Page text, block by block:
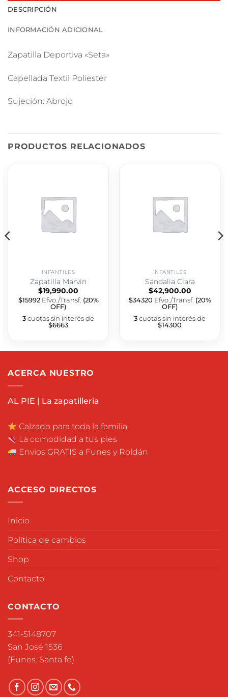
DESCRIPCIÓN
INFORMACIÓN ADICIONAL
Zapatilla Deportiva «Seta»
Capellada Textil Poliester
Sujeción: Abrojo
PRODUCTOS RELACIONADOS
INFANTILES
Zapatilla Marvin
$19,990.00
$15992Efvo./Transf. (20%
OFF)
3cuotas sin interés de
$6663
INFANTILES
Sandalia Clara
$42,900.00
$34320 Efvo./Transf. (20%
OFF)
3cuotas sin interés de
$14300
ACERCA NUESTRO
AL PIE | La zapatilleria
Calzado para toda la familia
La comodidad a tus pies
Envios GRATIS a Funes y Roldán
ACCESO DIRECTOS
Inicio
Política de cambios
Shop
Contacto
CONTACTO
341-5148707
San José 1536
(Funes. Santa fe)